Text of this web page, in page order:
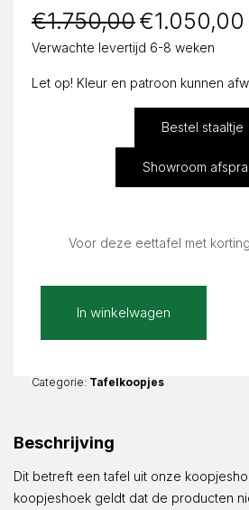
€1.750,00 Oorspronkelijke
prijs
was:
€1.750,00.
€1.050,00
Verwachte levertijd 6-8 weken
Let op! Kleur en patroon kunnen
Bestel staaltje
Showroom
Voor deze eettafel met
Macchia
Mat
130cm
|
ø130x76cm
aantal
In winkelwagen
Categorie: Tafelkoopjes
Beschrijving
Dit betreft een tafel uit onze
koopjeshoek geldt dat de producten